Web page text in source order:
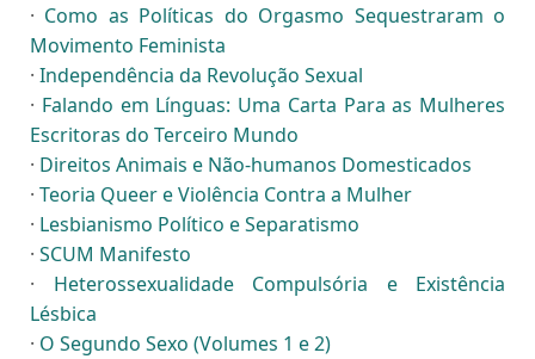
· Como as Políticas do Orgasmo Sequestraram o
Movimento Feminista
· Independência da Revolução Sexual
· Falando em Línguas: Uma Carta Para as Mulheres
Escritoras do Terceiro Mundo
· Direitos Animais e Não-humanos Domesticados
· Teoria Queer e Violência Contra a Mulher
· Lesbianismo Político e Separatismo
· SCUM Manifesto
· Heterossexualidade Compulsória e Existência
Lésbica
· O Segundo Sexo (Volumes 1 e 2)